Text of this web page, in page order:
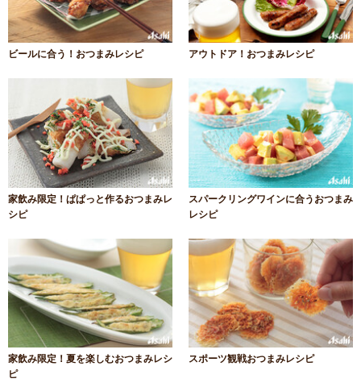
ビールに合う！おつまみレシピ アウトドア！おつまみレシピ
家飲み限定！ぱぱっと作るおつまみレ
シピ
スパークリングワインに合うおつまみ
レシピ
家飲み限定！夏を楽しむおつまみレシ
ピ
スポーツ観戦おつまみレシピ